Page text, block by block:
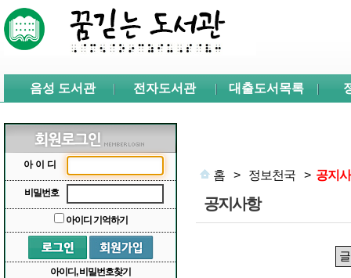
주메뉴 바로가기
서브메뉴 바로가기
음성 도서관 전자도서관 대출도서목록
아이디
비밀번호
아이디 기억하기
아이디, 비밀번호찾기
홈 > 정보천국 > 공지
공지사항